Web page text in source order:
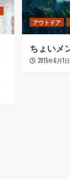
アウトドア
ちょいメ
2015年6月1